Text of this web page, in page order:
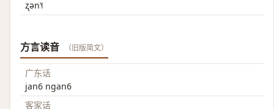
ʐən˥˧
方言读音 （旧版简文）
广东话
jan6 ngan6
客家话